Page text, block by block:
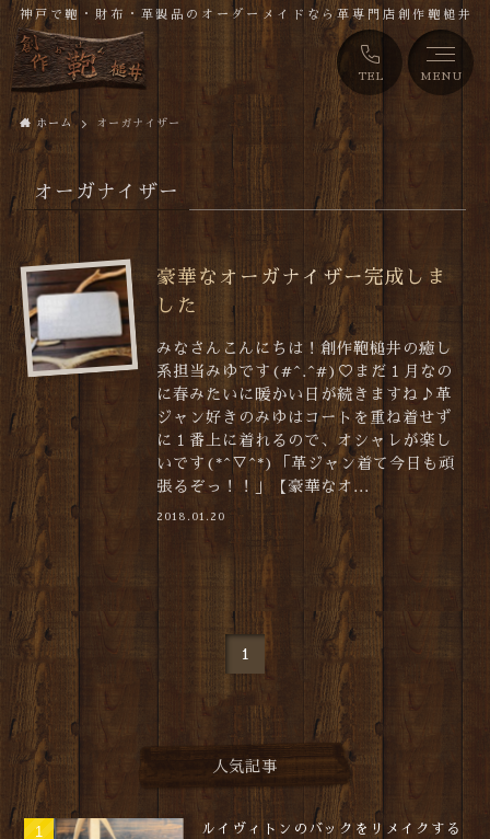
TEL MENU
神戸で鞄・財布・革製品のオーダーメイドなら革専門店創作鞄槌井
ホーム オーガナイザー
オーガナイザー
豪華なオーガナイザー完成しま
した
みなさんこんにちは！創作鞄槌井の癒し
系担当みゆです(#^.^#)♡まだ１月なの
に春みたいに暖かい日が続きますね♪革
ジャン好きのみゆはコートを重ね着せず
に１番上に着れるので、オシャレが楽し
いです(*^▽^*)「革ジャン着て今日も頑
張るぞっ！！」【豪華なオ...
2018.01.20
1
人気記事
ルイヴィトンのバックをリメイクする